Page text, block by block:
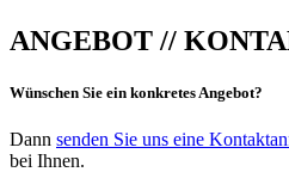
ANGEBOT //
Wünschen Sie ein konkretes Angebot?
Dann senden Sie uns eine
bei Ihnen.